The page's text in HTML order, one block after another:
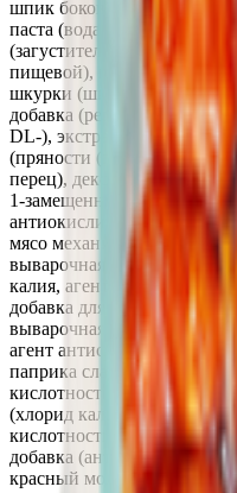
шпик боковой, свинина
паста (вода питьевая,
(загустители (альгинат
пищевой), мясо бескостное
шкурки (шкурка свиная,
добавка (регулятор
DL-), экстракт лимона)),
(пряности (паприка
перец), декстроза,
1-замещенный), экстракты
антиокислитель
мясо механической
выварочная йодированная
калия, агент
добавка для мясной
выварочная; консервант и
агент антислеживающий
паприка сладкая молотая,
кислотности (лактат
(хлорид кальция)),
кислотности (глюконо-
добавка (антиокислитель
красный молотый.